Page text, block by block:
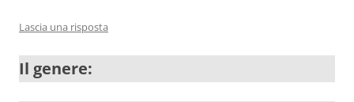
Lascia una risposta
Il genere: